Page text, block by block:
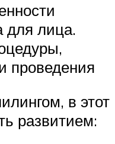
для лица.
проведения
в этот
развитием: